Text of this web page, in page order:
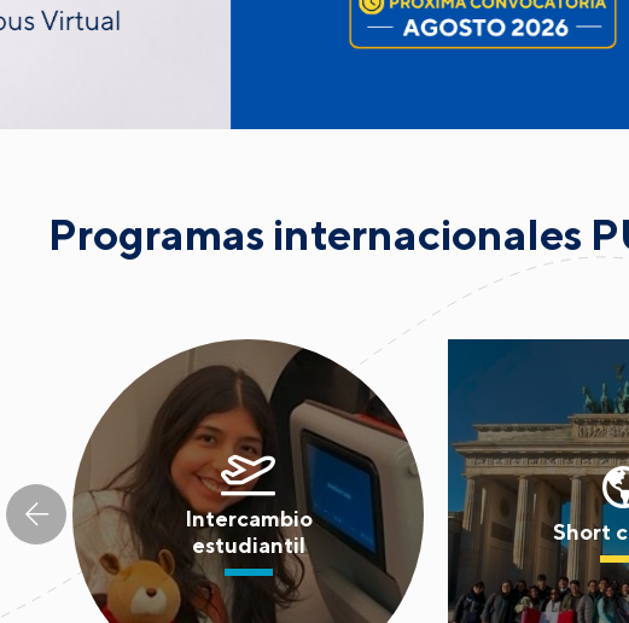
Programas internacionales
Intercambio
estudiantil
Short